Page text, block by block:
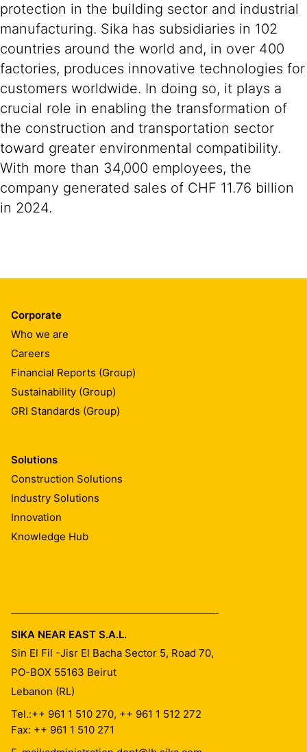
protection in the building sector and industrial
manufacturing. Sika has subsidiaries in 102
countries around the world and, in over 400
factories, produces innovative technologies for
customers worldwide. In doing so, it plays a
crucial role in enabling the transformation of
the construction and transportation sector
toward greater environmental compatibility.
With more than 34,000 employees, the
company generated sales of CHF 11.76 billion
in 2024.
Corporate
Who we are
Careers
Financial Reports (Group)
Sustainability (Group)
GRI Standards (Group)
Solutions
Construction Solutions
Industry Solutions
Innovation
Knowledge Hub
SIKA NEAR EAST S.A.L.
Sin El Fil -Jisr El Bacha Sector 5, Road 70,
PO-BOX 55163 Beirut
Lebanon (RL)
Tel.:++ 961 1 510 270, ++ 961 1 512 272
Fax: ++ 961 1 510 271